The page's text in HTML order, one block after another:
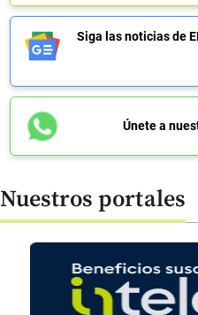
Siga las noticias de
Únete a
Nuestros portales